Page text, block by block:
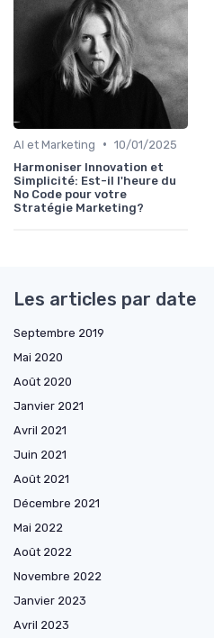
AI et Marketing • 10/01/2025
Harmoniser Innovation et
Simplicité: Est-il l'heure du
No Code pour votre
Stratégie Marketing?
Les articles par date
Septembre 2019
Mai 2020
Août 2020
Janvier 2021
Avril 2021
Juin 2021
Août 2021
Décembre 2021
Mai 2022
Août 2022
Novembre 2022
Janvier 2023
Avril 2023